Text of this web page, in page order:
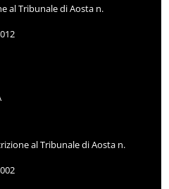
al Tribunale di Aosta n.
al Tribunale di Aosta n.